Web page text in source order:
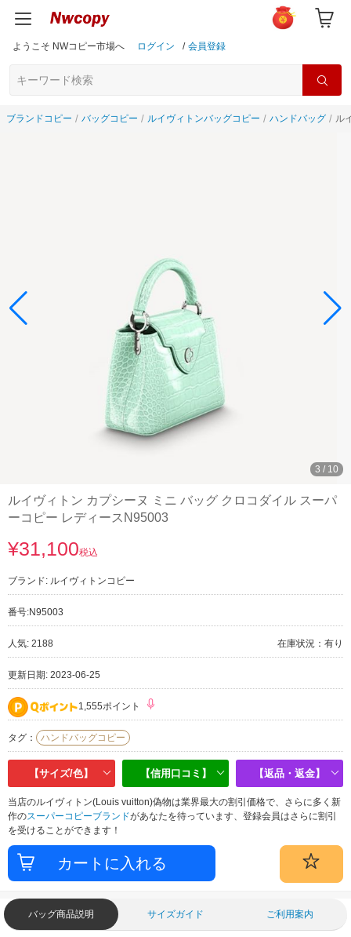
ようこそ NWコピー市場へ ログイン / 会員登録
ブランドコピー バッグコピー ルイヴィトンバッグコピー ハンドバッグ ル
3 / 10
ルイヴィトン カプシーヌ ミニ バッグ クロコダイル スーパ
ーコピー レディースN95003
¥31,100税込
ブランド: ルイヴィトンコピー
番号:N95003
人気: 2188 在庫状況：有り
更新日期: 2023-06-25
1,555ポイント
タグ： ハンドバッグコピー
【サイズ/色】 【信用口コミ】 【返品・返金】
当店のルイヴィトン(Louis vuitton)偽物は業界最大の割引価格で、さらに多く新
作のスーパーコピーブランドがあなたを待っています、登録会員はさらに割引
を受けることができます！
バッグ商品説明 サイズガイド ご利用案内